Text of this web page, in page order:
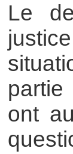
Le
partie
ont